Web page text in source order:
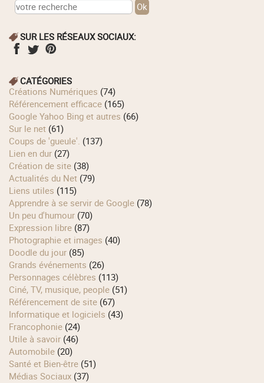
SUR LES RÉSEAUX SOCIAUX:
CATÉGORIES
Créations Numériques (74)
Référencement efficace (165)
Google Yahoo Bing et autres (66)
Sur le net (61)
Coups de 'gueule'. (137)
Lien en dur (27)
Création de site (38)
Actualités du Net (79)
Liens utiles (115)
Apprendre à se servir de Google (78)
Un peu d'humour (70)
Expression libre (87)
Photographie et images (40)
Doodle du jour (85)
Grands événements (26)
Personnages célèbres (113)
Ciné, TV, musique, people (51)
Référencement de site (67)
Informatique et logiciels (43)
Francophonie (24)
Utile à savoir (46)
Automobile (20)
Santé et Bien-être (51)
Médias Sociaux (37)